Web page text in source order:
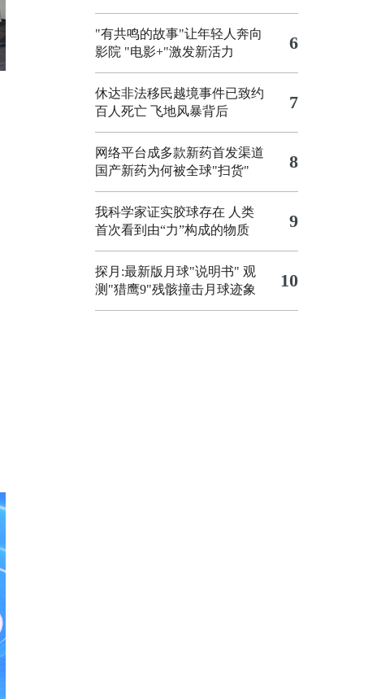
"有共鸣的故事"让年轻人奔向
影院 "电影+"激发新活力 6
休达非法移民越境事件已致约
百人死亡 飞地风暴背后 7
网络平台成多款新药首发渠道
国产新药为何被全球"扫货"
8
我科学家证实胶球存在 人类
首次看到由“力”构成的物质
9
探月:最新版月球"说明书" 观
测"猎鹰9"残骸撞击月球迹象
10